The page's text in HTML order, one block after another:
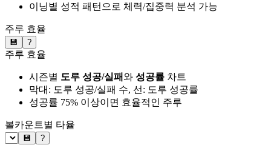
이닝별 성적 패턴으로 체력/집중력 분석 가능
주루 효율
💾 ?
주루 효율
시즌별 도루 성공/실패와 성공률 차트
막대: 도루 성공/실패 수, 선: 도루 성공률
성공률 75% 이상이면 효율적인 주루
볼카운트별 타율
💾 ?